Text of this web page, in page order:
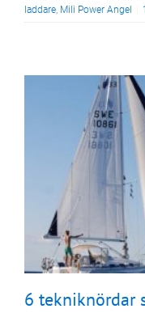
laddare, Mili Power Angel
6 tekniknördar